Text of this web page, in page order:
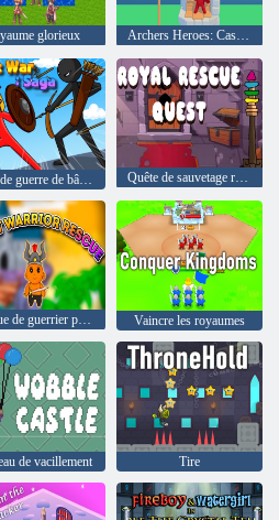
glorieux Archers Heroes: Castle War
Saga de guerre de bâton Quête de sauvetage royal
Rescue de guerrier pour nourrissons Vaincre les royaumes
de vacillement Tire